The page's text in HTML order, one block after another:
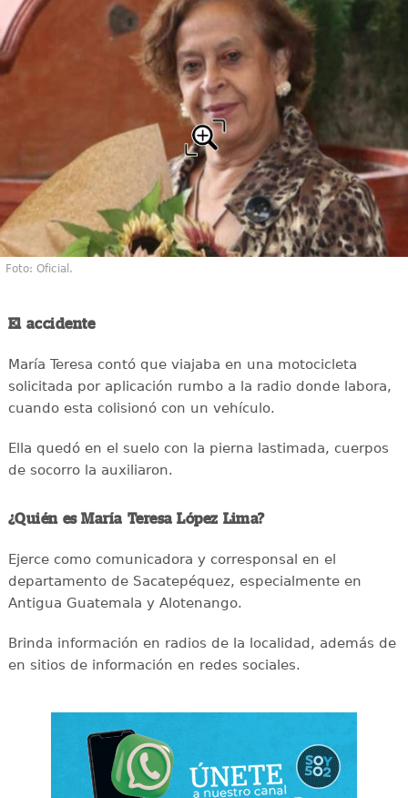
Foto: Oficial.
El accidente
María Teresa contó que viajaba en una motocicleta
solicitada por aplicación rumbo a la radio donde labora,
cuando esta colisionó con un vehículo.
Ella quedó en el suelo con la pierna lastimada, cuerpos
de socorro la auxiliaron.
¿Quién es María Teresa López Lima?
Ejerce como comunicadora y corresponsal en el
departamento de Sacatepéquez, especialmente en
Antigua Guatemala y Alotenango.
Brinda información en radios de la localidad, además de
en sitios de información en redes sociales.